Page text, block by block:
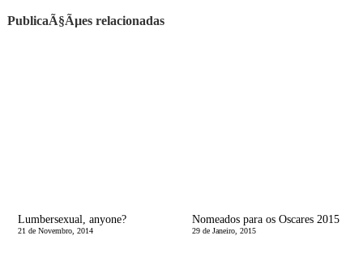
PublicaÃ§Ãµes relacionadas
Lumbersexual, anyone?
21 de Novembro, 2014
Nomeados para os Oscares 2015
29 de Janeiro, 2015